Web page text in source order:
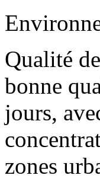
Qualité
bonne
jours,
zones